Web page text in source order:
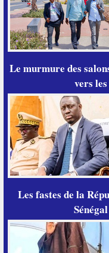
Le murmure des
vers
Les fastes de la